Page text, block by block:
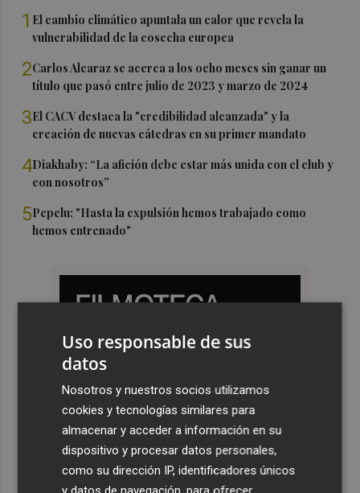
1 El cambio climático apuntala un calor que revela la
vulnerabilidad de la cosecha europea
2Carlos Alcaraz se acerca a los ocho meses sin ganar un
título que pasó entre julio de 2023 y marzo de 2024
3El CACV destaca la "credibilidad alcanzada" y la
creación de nuevas cátedras en su primer mandato
4Diakhaby: “La afición debe estar más unida con el club y
con nosotros”
5Pepelu: "Hasta la expulsión hemos trabajado como
hemos entrenado"
Uso responsable de sus
datos
Nosotros y nuestros socios utilizamos
cookies y tecnologías similares para
almacenar y acceder a información en su
dispositivo y procesar datos personales,
como su dirección IP, identificadores únicos